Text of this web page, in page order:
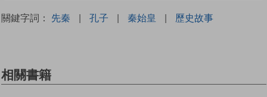
關鍵字詞： 先秦 | 孔子 | 秦始皇 | 歷史故事
相關書籍